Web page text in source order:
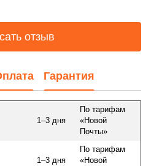
отзыв
Гарантия
1–3 дня
По тарифам
«Новой
Почты»
1–3 дня
По тарифам
«Новой